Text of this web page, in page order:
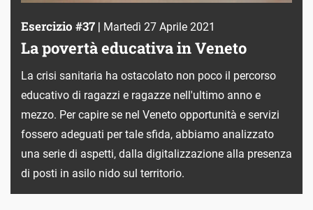
Esercizio #37 | Martedì 27 Aprile 2021
La povertà educativa in Veneto
La crisi sanitaria ha ostacolato non poco il percorso
educativo di ragazzi e ragazze nell'ultimo anno e
mezzo. Per capire se nel Veneto opportunità e servizi
fossero adeguati per tale sfida, abbiamo analizzato
una serie di aspetti, dalla digitalizzazione alla presenza
di posti in asilo nido sul territorio.